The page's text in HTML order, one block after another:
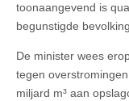
toonaangevend is
begunstigde
De minister wees
tegen
miljard m³ aan